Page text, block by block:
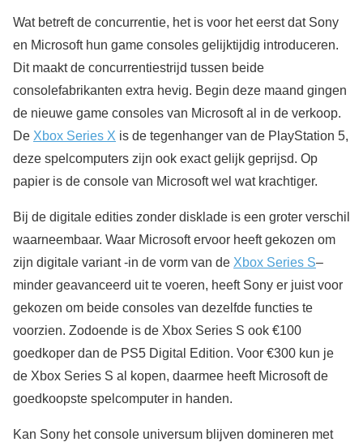
Wat betreft de concurrentie, het is voor het eerst dat Sony
en Microsoft hun game consoles gelijktijdig introduceren.
Dit maakt de concurrentiestrijd tussen beide
consolefabrikanten extra hevig. Begin deze maand gingen
de nieuwe game consoles van Microsoft al in de verkoop.
De Xbox Series X is de tegenhanger van de PlayStation 5,
deze spelcomputers zijn ook exact gelijk geprijsd. Op
papier is de console van Microsoft wel wat krachtiger.
Bij de digitale edities zonder disklade is een groter verschil
waarneembaar. Waar Microsoft ervoor heeft gekozen om
zijn digitale variant -in de vorm van de Xbox Series S–
minder geavanceerd uit te voeren, heeft Sony er juist voor
gekozen om beide consoles van dezelfde functies te
voorzien. Zodoende is de Xbox Series S ook €100
goedkoper dan de PS5 Digital Edition. Voor €300 kun je
de Xbox Series S al kopen, daarmee heeft Microsoft de
goedkoopste spelcomputer in handen.
Kan Sony het console universum blijven domineren met